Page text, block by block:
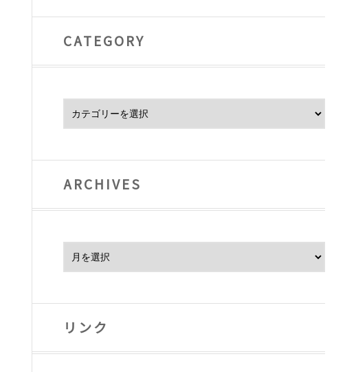
CATEGORY
ARCHIVES
リンク